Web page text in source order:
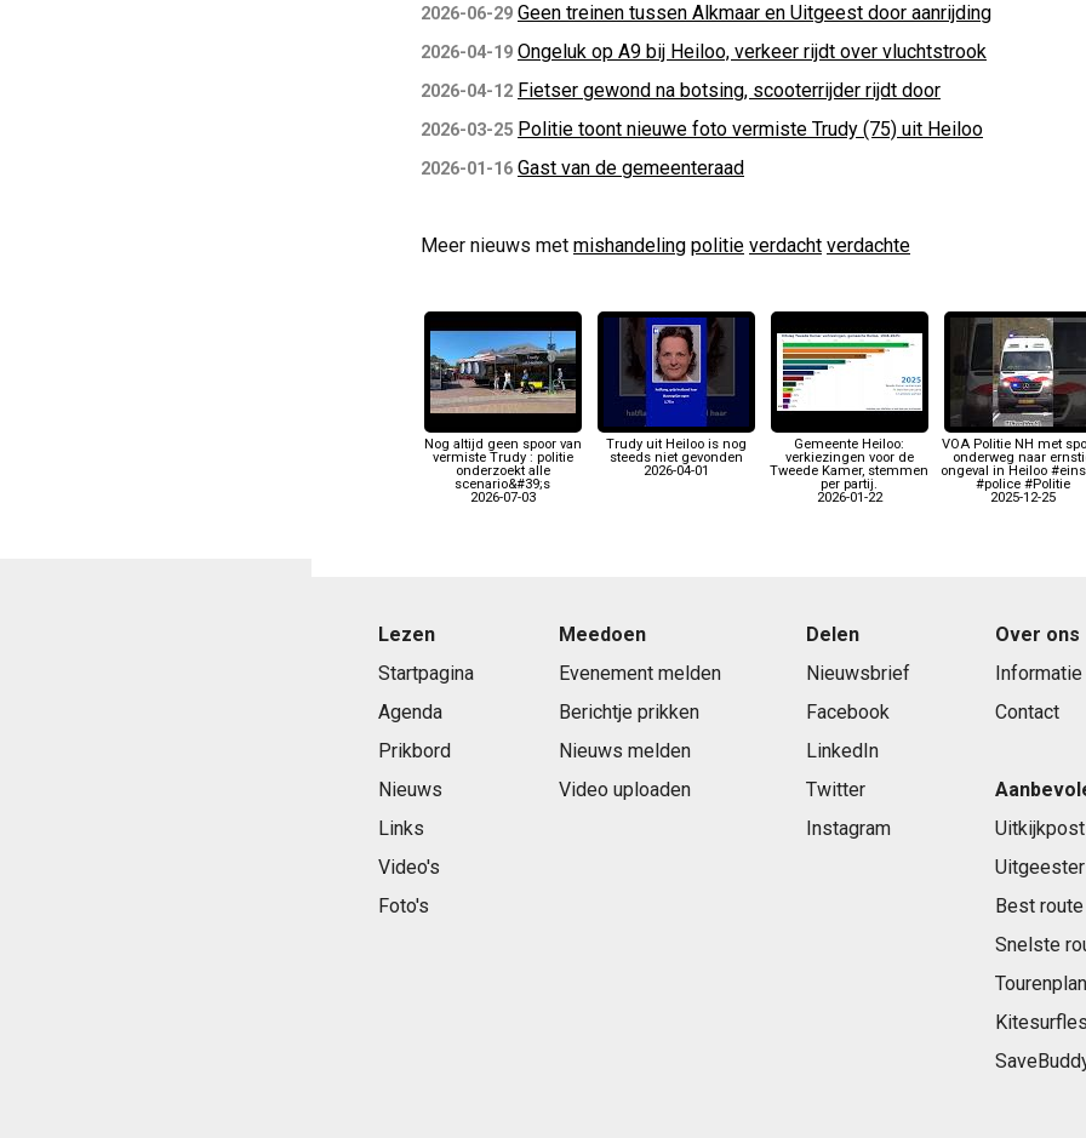
2026-06-29 Geen treinen tussen Alkmaar en Uitgeest door aanrijding
2026-04-19 Ongeluk op A9 bij Heiloo, verkeer rijdt over vluchtstrook
2026-04-12 Fietser gewond na botsing, scooterrijder rijdt door
2026-03-25 Politie toont nieuwe foto vermiste Trudy (75) uit Heiloo
2026-01-16 Gast van de gemeenteraad
Meer nieuws met mishandeling politie verdacht verdachte
Nog altijd geen spoor van
vermiste Trudy : politie
onderzoekt alle
scenario&#39;s
2026-07-03
Trudy uit Heiloo is nog
steeds niet gevonden
2026-04-01
Gemeente Heiloo:
verkiezingen voor de
Tweede Kamer, stemmen
per partij.
2026-01-22
VOA Politie NH met
onderweg naar
ongeval in Heiloo
#police #Politie
2025-12-25
Lezen
Startpagina
Agenda
Prikbord
Nieuws
Links
Video's
Foto's
Meedoen
Evenement melden
Berichtje prikken
Nieuws melden
Video uploaden
Delen
Nieuwsbrief
Facebook
LinkedIn
Twitter
Instagram
Over ons
Informatie
Contact
Uitkijkpost
Uitgeester
Best
Snelste
Kitesurfles